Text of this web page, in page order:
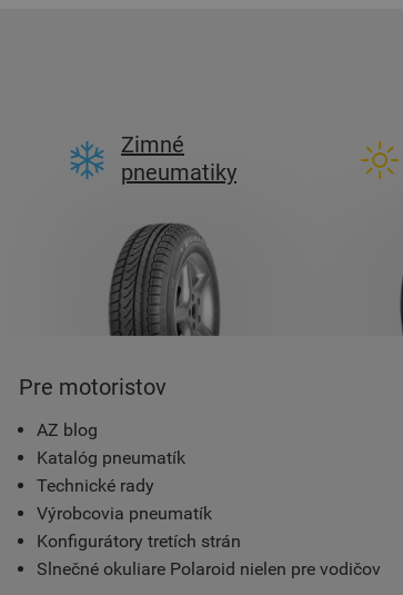
Zimné
pneumatiky
Pre motoristov
AZ blog
Katalóg pneumatík
Technické rady
Výrobcovia pneumatík
Konfigurátory tretích strán
Slnečné okuliare Polaroid nielen pre vodičov